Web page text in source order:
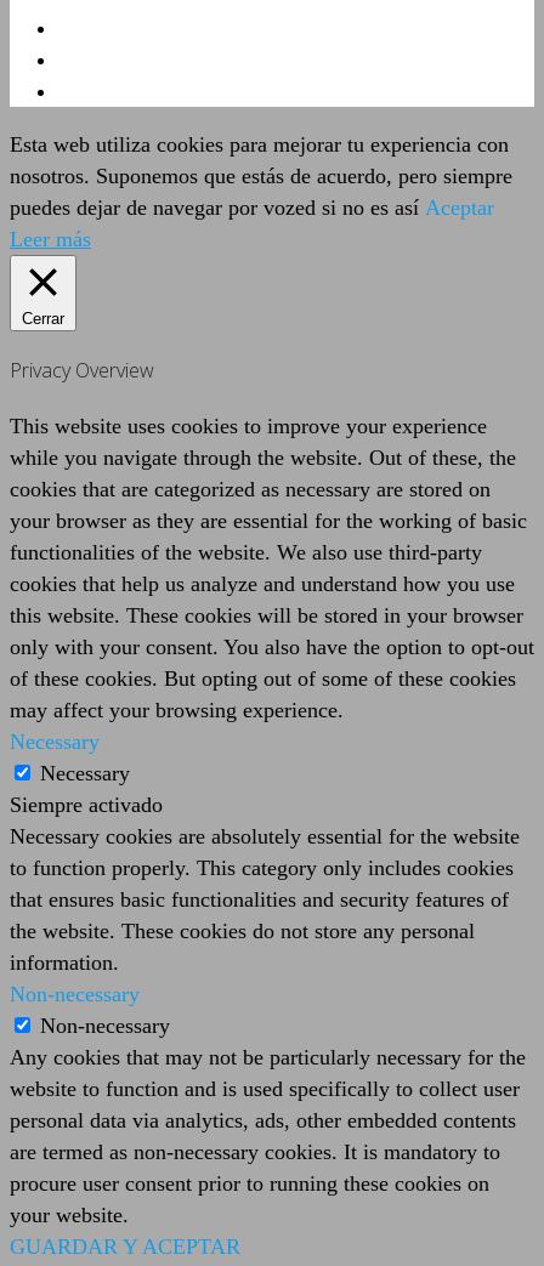
Esta web utiliza cookies para mejorar tu experiencia con
nosotros. Suponemos que estás de acuerdo, pero siempre
puedes dejar de navegar por vozed si no es así Aceptar
Leer más
Cerrar
Privacy Overview
This website uses cookies to improve your experience
while you navigate through the website. Out of these, the
cookies that are categorized as necessary are stored on
your browser as they are essential for the working of basic
functionalities of the website. We also use third-party
cookies that help us analyze and understand how you use
this website. These cookies will be stored in your browser
only with your consent. You also have the option to opt-out
of these cookies. But opting out of some of these cookies
may affect your browsing experience.
Necessary
Necessary
Siempre activado
Necessary cookies are absolutely essential for the website
to function properly. This category only includes cookies
that ensures basic functionalities and security features of
the website. These cookies do not store any personal
information.
Non-necessary
Non-necessary
Any cookies that may not be particularly necessary for the
website to function and is used specifically to collect user
personal data via analytics, ads, other embedded contents
are termed as non-necessary cookies. It is mandatory to
procure user consent prior to running these cookies on
your website.
GUARDAR Y ACEPTAR